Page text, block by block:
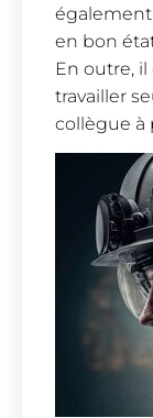
également
en bon
En outre,
travailler
collègue à